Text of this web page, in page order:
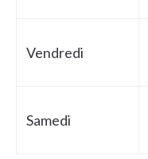
Vendredi
Samedi